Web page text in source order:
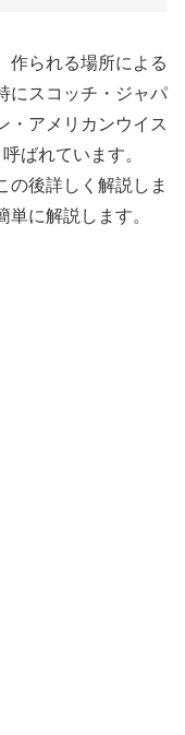
作られる場所による
にスコッチ・ジャパ
・アメリカンウイス
ばれています。
の後詳しく解説しま
に解説します。